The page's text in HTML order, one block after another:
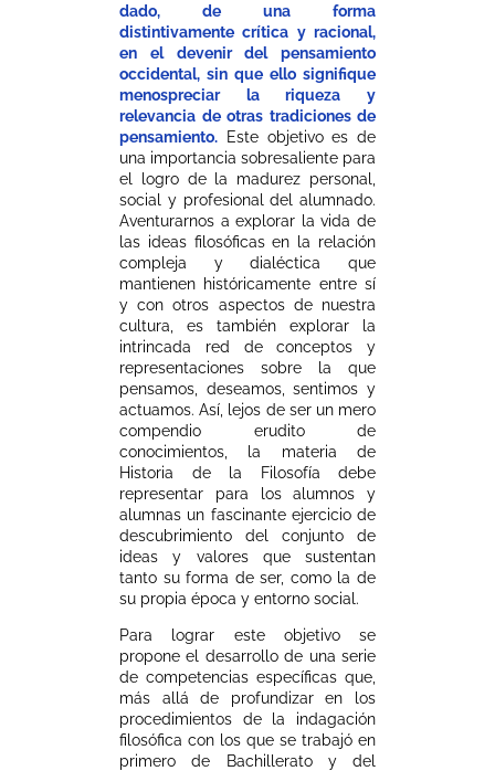
dado, de una forma
distintivamente crítica y racional,
en el devenir del pensamiento
occidental, sin que ello signifique
menospreciar la riqueza y
relevancia de otras tradiciones de
pensamiento. Este objetivo es de
una importancia sobresaliente para
el logro de la madurez personal,
social y profesional del alumnado.
Aventurarnos a explorar la vida de
las ideas filosóficas en la relación
compleja y dialéctica que
mantienen históricamente entre sí
y con otros aspectos de nuestra
cultura, es también explorar la
intrincada red de conceptos y
representaciones sobre la que
pensamos, deseamos, sentimos y
actuamos. Así, lejos de ser un mero
compendio erudito de
conocimientos, la materia de
Historia de la Filosofía debe
representar para los alumnos y
alumnas un fascinante ejercicio de
descubrimiento del conjunto de
ideas y valores que sustentan
tanto su forma de ser, como la de
su propia época y entorno social.
Para lograr este objetivo se
propone el desarrollo de una serie
de competencias específicas que,
más allá de profundizar en los
procedimientos de la indagación
filosófica con los que se trabajó en
primero de Bachillerato y del